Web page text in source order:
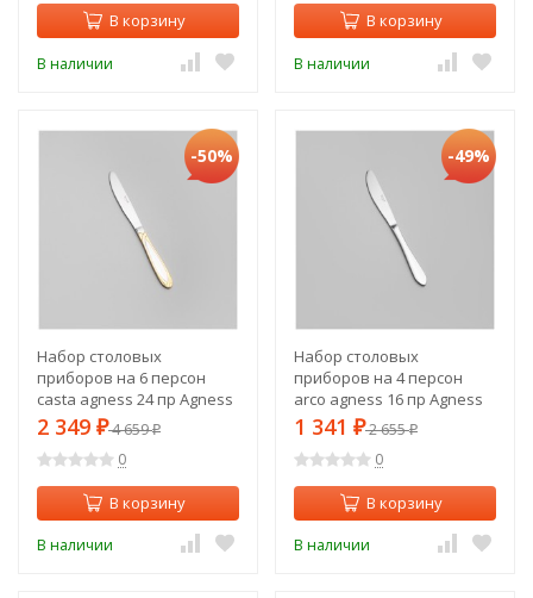
В корзину
В наличии
В корзину
В наличии
-50%
Набор столовых
приборов на 6 персон
casta agness 24 пр Agness
(942-558)
2 349 ₽4 659₽
0
В корзину
В наличии
-49%
Набор столовых
приборов на 4 персон
arco agness 16 пр Agness
(942-563)
1 341 ₽2 655₽
0
В корзину
В наличии